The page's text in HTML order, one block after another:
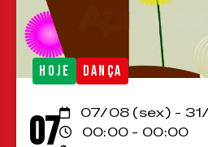
HOJE DANÇA
07
07/08 (sex) -
00:00 - 00:00